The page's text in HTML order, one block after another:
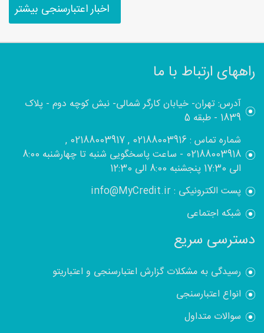
اخبار اعتبارسنجی بیشتر
راههای ارتباط با ما
آدرس: تهران- خیابان کارگر شمالی- نبش کوچه دوم - پلاک
1839 - طبقه 5
شماره تماس : 02188003916 , 02188003917 ,
02188003918 - ساعت پاسخگویی شنبه تا چهارشنبه 8:00
الی 17:30 پنجشنبه 8:00 الی 12:30
پست الکترونیکی : info@MyCredit.ir
شبکه اجتماعی
دسترسی سریع
رسیدگی به مشکلات گزارش اعتبارسنجی و اعتباریتو
انواع اعتبارسنجی
سوالات متداول